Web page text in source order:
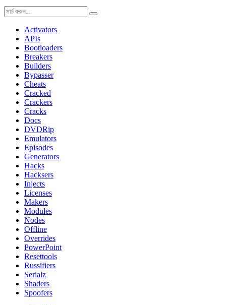
Activators
APIs
Bootloaders
Breakers
Builders
Bypasser
Cheats
Cracked
Crackers
Cracks
Docs
DVDRip
Emulators
Episodes
Generators
Hacks
Hacksers
Injects
Licenses
Makers
Modules
Nodes
Offline
Overrides
PowerPoint
Resettools
Russifiers
Serialz
Shaders
Spoofers